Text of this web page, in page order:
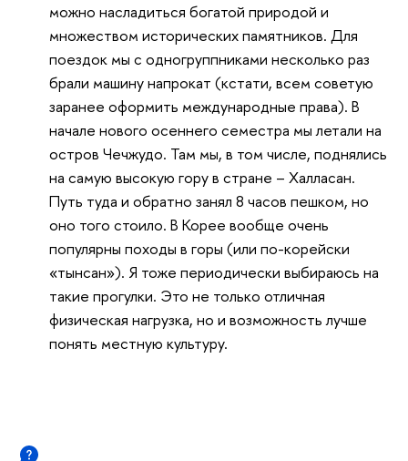
можно насладиться богатой природой и
множеством исторических памятников. Для
поездок мы с одногруппниками несколько раз
брали машину напрокат (кстати, всем советую
заранее оформить международные права). В
начале нового осеннего семестра мы летали на
остров Чечжудо. Там мы, в том числе, поднялись
на самую высокую гору в стране – Халласан.
Путь туда и обратно занял 8 часов пешком, но
оно того стоило. В Корее вообще очень
популярны походы в горы (или по-корейски
«тынсан»). Я тоже периодически выбираюсь на
такие прогулки. Это не только отличная
физическая нагрузка, но и возможность лучше
понять местную культуру.